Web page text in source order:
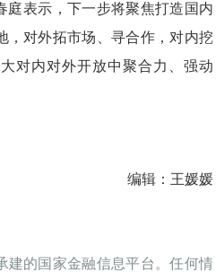
庭表示，下一步将聚焦打造国内
，对外拓市场、寻合作，对内挖
对内对外开放中聚合力、强动
编辑：王媛媛
建的国家金融信息平台。任何情